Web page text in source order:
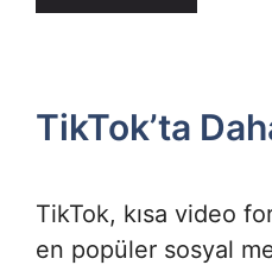
TikTok’ta
TikTok, kısa video
en popüler sosyal